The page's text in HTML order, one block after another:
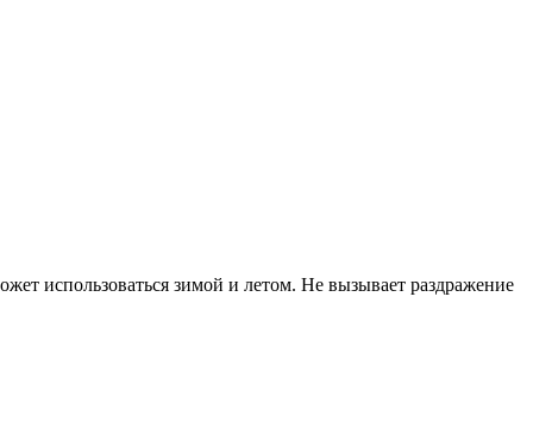
использоваться зимой и летом. Не вызывает раздражение